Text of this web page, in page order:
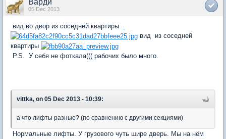
Варди
05 Dec 2013
вид во двор из соседней квартиры
вид из соседней
квартиры
P.S. У себя не фоткала((( рабочих было много.
vittka, on 05 Dec 2013 - 10:39:
а что лифты разные? (по сравнению с другими секциями)
Нормальные лифты. У грузового чуть шире дверь. Мы на нём